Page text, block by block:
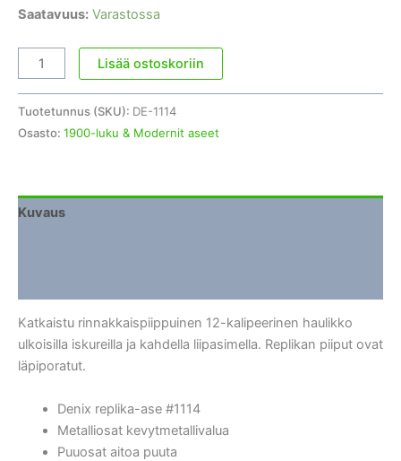
Saatavuus: Varastossa
Kaksipiippuinen
haulikko
Lisää ostoskoriin
Tuotetunnus (SKU): DE-1114
Osasto: 1900-luku & Modernit aseet
Kuvaus
Katkaistu rinnakkaispiippuinen 12-kalipeerinen haulikko
ulkoisilla iskureilla ja kahdella liipasimella. Replikan piiput ovat
läpiporatut.
Denix replika-ase #1114
Metalliosat kevytmetallivalua
Puuosat aitoa puuta